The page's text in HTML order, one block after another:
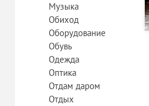
Музыка
Обиход
Оборудование
Обувь
Одежда
Оптика
Отдам даром
Отдых